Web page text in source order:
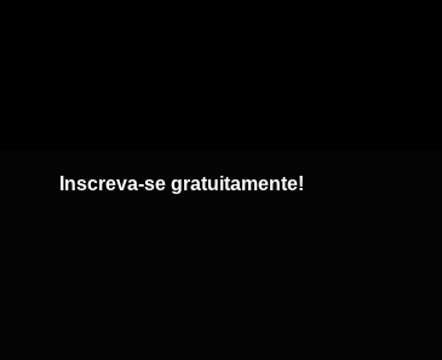
Inscreva-se gratuitamente!